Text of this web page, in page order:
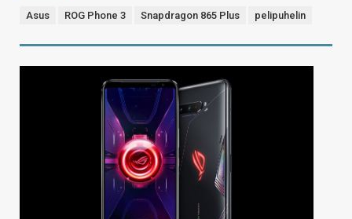
Asus ROG Phone 3 Snapdragon 865 Plus pelipuhelin